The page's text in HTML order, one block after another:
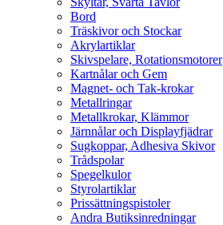
Bord
Träskivor och Stockar
Akrylartiklar
Skivspelare, Rotationsmotorer
Kartnålar och Gem
Magnet- och Tak-krokar
Metallringar
Metallkrokar, Klämmor
Järnnålar och Displayfjädrar
Sugkoppar, Adhesiva Skivor
Trådspolar
Spegelkulor
Styrolartiklar
Prissättningspistoler
Andra Butiksinredningar